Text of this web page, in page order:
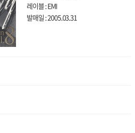
레이블 : EMI
발매일 : 2005.03.31